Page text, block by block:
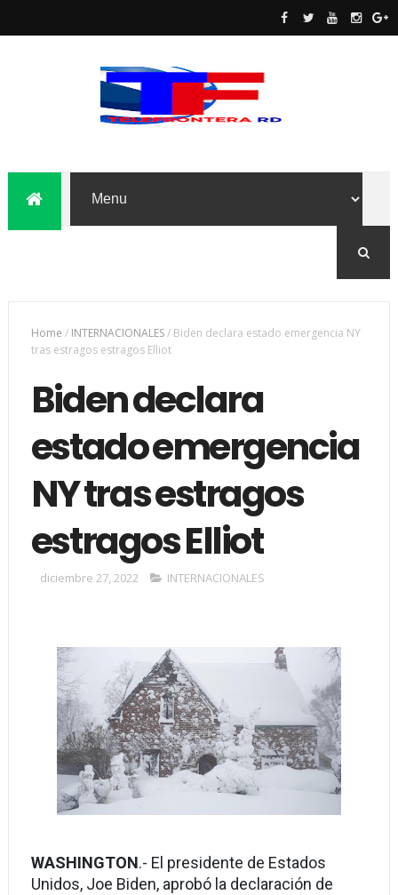
Home / INTERNACIONALES/ Biden declara estado emergencia NY
tras estragos estragos Elliot
Biden declara
estado emergencia
NY tras estragos
estragos Elliot
diciembre 27, 2022 INTERNACIONALES
WASHINGTON.- El presidente de Estados
Unidos, Joe Biden, aprobó la declaración de